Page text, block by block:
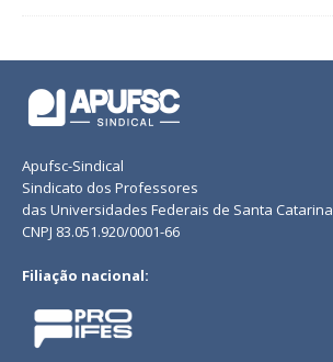
Apufsc-Sindical
Sindicato dos Professores
das Universidades Federais de Santa Catarina
CNPJ 83.051.920/0001-66
Filiação nacional: